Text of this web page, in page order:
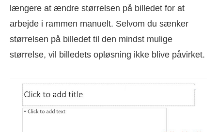
længere at ændre størrelsen på billedet for at
arbejde i rammen manuelt. Selvom du sænker
størrelsen på billedet til den mindst mulige
størrelse, vil billedets opløsning ikke blive påvirket.